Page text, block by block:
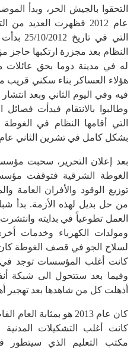
التحقوا بالجيش الحر، وبدأ
عام 2012 فظهرت العديد
التي في
النظام بعد مجزرة ارتكبها
له في مدينة دوما بحق عائلات
هؤلاء العساكر بناء سكني قريب
فيه وفي اليوم الثاني وبعد
وطالبوا بالانتقام فبدأت
التي أقامها النظام في
بشكل كامل في تشرين الثاني عام 2012 .
بعد إعلان التحرير، سحبت
الغوطة الشرقية فتوقفت
توزيع الوقود والأفران العامة
من حل بديل لهذه الأزمة. بدأ
العمل تطوعياً في بدايته
ومولدات الكهرباء وخدمات
لسلاح الجو في قصف الغوطة كان
كانت أغلب المؤسسات توجد في
وفيما بعد ستتحول الى شبكة
أذهلت كل من شاهدها بعد تهجير
كان عام 2013 هو
كانت أغلب التشكيلات
مكتب التعليم الذي سيتطور